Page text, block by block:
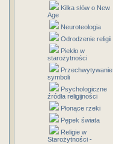
Kilka słów o New
Age
Neuroteologia
Odrodzenie religii
Piekło w
starożytności
Przechwytywanie
symboli
Psychologiczne
źródła religijności
Płonące rzeki
Pępek świata
Religie w
Starożytności -